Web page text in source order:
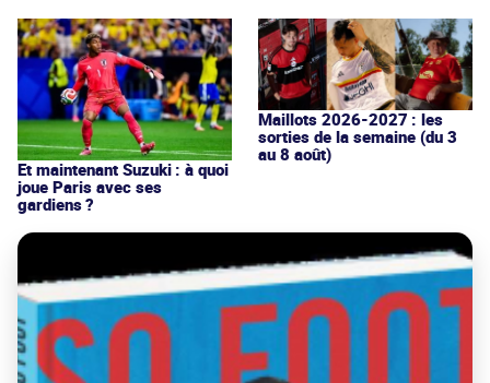
Et maintenant Suzuki : à quoi
joue Paris avec ses
gardiens ?
Maillots 2026-2027 : les
sorties de la semaine (du 3
au 8 août)